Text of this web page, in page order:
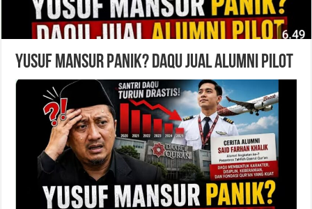
Yusuf Mansur Panik? Daqu Jual Alumni Pilot